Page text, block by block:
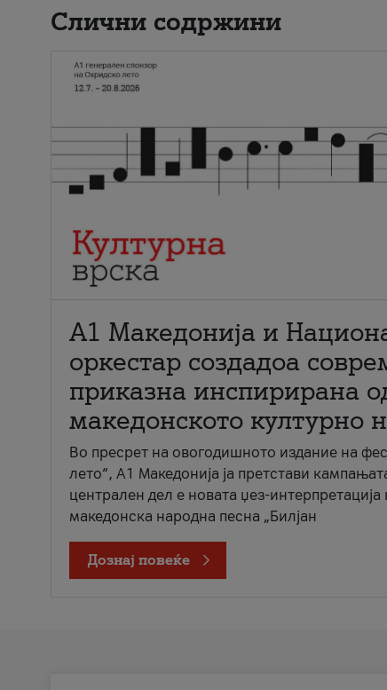
Слични содржини
А1 Македонија и
оркестар создадоа
приказна инспирирана
македонското културно
Во пресрет на овогодишното издание на
лето“, А1 Македонија ја претстави
централен дел е новата џез-интерпретација
македонска народна песна „Билјан
Дознај повеќе